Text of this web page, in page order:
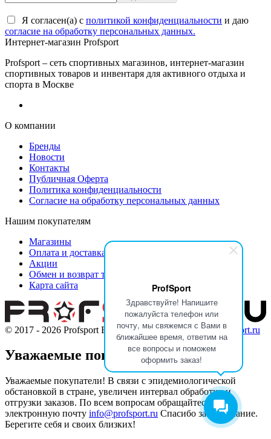
ProfSport
Здравствуйте! Напишите
пожалуйста телефон или
почту, мы свяжемся с Вами в
ближайшее время, ответим на
все вопросы и поможем
оформить заказ!
Я согласен(a) с политикой конфиденциальности и даю
согласие на обработку персональных данных.
Интернет-магазин Profsport
Profsport – сеть спортивных магазинов, интернет-магазин
спортивных товаров и инвентаря для активного отдыха и
спорта в Москве
О компании
Бренды
Новости
Контакты
Публичная Оферта
Политика конфиденциальности
Согласие на обработку персональных данных
Нашим покупателям
Магазины
Оплата и доставка
Акции
Обмен и возврат товара
Карта сайта
© 2017 - 2026 Profsport Все права защищеныinfo@profsport.ru
Уважаемые покупатели!
Уважаемые покупатели! В связи с эпидемиологической
обстановкой в стране, увеличен интервал обработки и
отгрузки заказов. По всем вопросам обращайтесь на
электронную почту info@profsport.ru Спасибо за понимание.
Берегите себя и своих близких!